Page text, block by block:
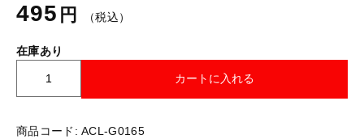
495 円 （税込）
在庫あり
ニ
ー
カートに入れる
商品コード:ACL-G0165
ラリーキルト
キリム
ギフトラッピング
ラリーキルト
キリム